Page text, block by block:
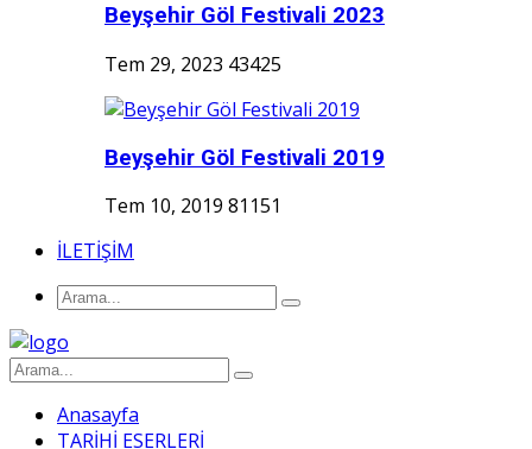
Beyşehir Göl Festivali 2023
Tem 29, 2023 43425
Beyşehir Göl Festivali 2019
Tem 10, 2019 81151
İLETİŞİM
Anasayfa
TARİHİ ESERLERİ